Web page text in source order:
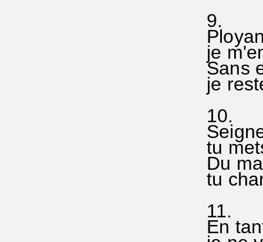
9.
je
Sans
je
10.
tu
Du
tu
11.
En